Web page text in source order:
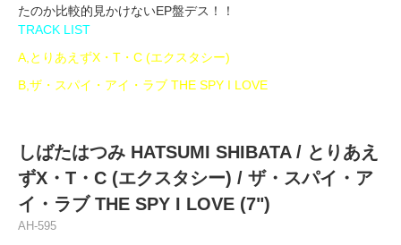
たのか比較的見かけないEP盤デス！！
TRACK LIST
A,とりあえずX・T・C (エクスタシー)
B,ザ・スパイ・アイ・ラブ THE SPY I LOVE
しばたはつみ HATSUMI SHIBATA / とりあえ
ずX・T・C (エクスタシー) / ザ・スパイ・ア
イ・ラブ THE SPY I LOVE (7")
AH-595